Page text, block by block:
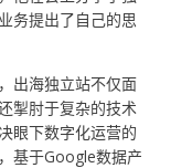
务提出了自己的思
出海独立站不仅面
掣肘于复杂的技术
眼下数字化运营的
基于Google数据产